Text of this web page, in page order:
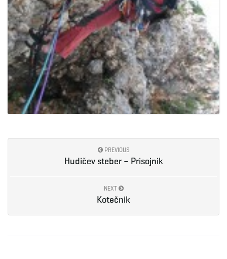
PREVIOUS
Hudičev steber – Prisojnik
NEXT
Kotečnik